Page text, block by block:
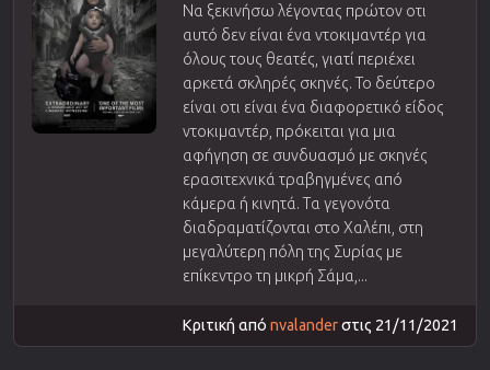
Να ξεκινήσω λέγοντας πρώτον οτι
αυτό δεν είναι ένα ντοκιμαντέρ για
όλους τους θεατές, γιατί περιέχει
αρκετά σκληρές σκηνές. Το δεύτερο
είναι οτι είναι ένα διαφορετικό είδος
ντοκιμαντέρ, πρόκειται για μια
αφήγηση σε συνδυασμό με σκηνές
ερασιτεχνικά τραβηγμένες από
κάμερα ή κινητά. Τα γεγονότα
διαδραματίζονται στο Χαλέπι, στη
μεγαλύτερη πόλη της Συρίας με
επίκεντρο τη μικρή Σάμα,...
Κριτική από nvalanderστις 21/11/2021